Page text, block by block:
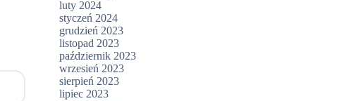
luty 2024
styczeń 2024
grudzień 2023
listopad 2023
październik 2023
wrzesień 2023
sierpień 2023
lipiec 2023